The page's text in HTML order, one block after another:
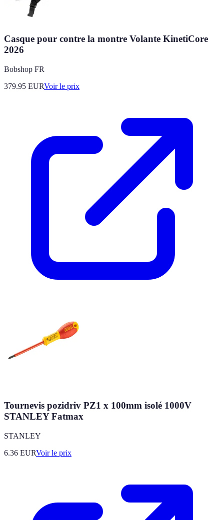
Casque pour contre la montre Volante KinetiCore
2026
Bobshop FR
379.95 EURVoir le prix
Tournevis pozidriv PZ1 x 100mm isolé 1000V
STANLEY Fatmax
STANLEY
6.36 EURVoir le prix